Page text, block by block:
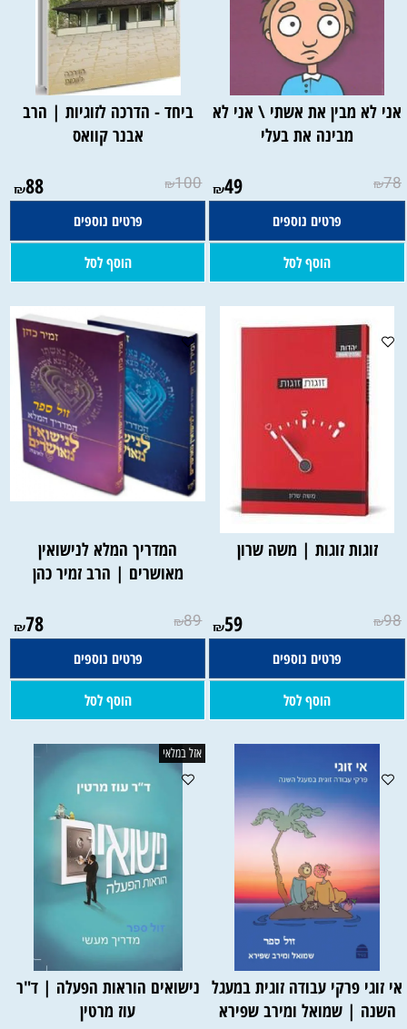
אני לא מבין את אשתי \ אני לא
מבינה את בעלי
₪78
₪49
פרטים נוספים
הוסף לסל
ביחד - הדרכה לזוגיות | הרב
אבנר קוואס
₪100
₪88
פרטים נוספים
הוסף לסל
זוגות זוגות | משה שרון
₪98
₪59
פרטים נוספים
הוסף לסל
המדריך המלא לנישואין
מאושרים | הרב זמיר כהן
₪89
₪78
פרטים נוספים
הוסף לסל
אי זוגי פרקי עבודה זוגית במעגל
השנה | שמואל ומירב שפירא
אזל במלאי
נישואים הוראות הפעלה | ד"ר
עוז מרטין